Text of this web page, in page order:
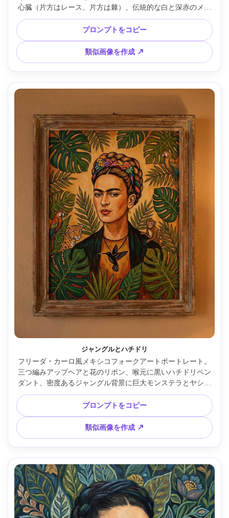
心臓（片方はレース、片方は棘）、伝統的な白と深赤のメキ
シコドレス、嵐のような青緑の空、植物のつる背景、太い色
ブロック、素朴な視点、刷毛の質感、感情的かつ力強い雰囲
気、傑作構図、85mmレンズ、浅い被写界深度、柔らかいシ
ネマティック照明 --ar 4:5
プロンプトをコピー
類似画像を作成 ↗
ジャングルとハチドリ
フリーダ・カーロ風メキシコフォークアートポートレート。
三つ編みアップヘアと花のリボン、喉元に黒いハチドリペン
ダント、密度あるジャングル背景に巨大モンステラとヤシ、
暖かな黄土色とエメラルド色、クリスプな輪郭、象徴動物が
葉陰に隠れ、親密な礼拝的構図、手描きキャンバス感、詳
細、柔らかいシネマティック照明 --ar 4:5
プロンプトをコピー
類似画像を作成 ↗